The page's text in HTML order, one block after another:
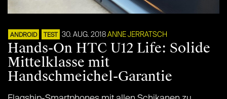
ANDROID TEST 30. AUG. 2018 ANNE JERRATSCH
Hands-On HTC U12 Life: Solide
Mittelklasse mit
Handschmeichel-Garantie